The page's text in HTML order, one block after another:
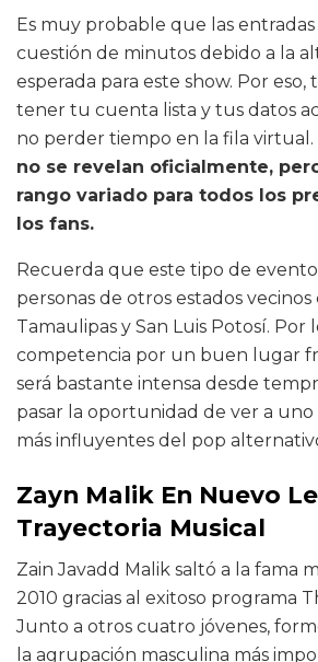
Es muy probable que las
cuestión de minutos debido a la
esperada para este show. Por
tener tu cuenta lista y tus datos
no perder tiempo en la fila virtual.
no se revelan oficialmente,
rango variado para todos los
los fans.
Recuerda que este tipo de
personas de otros estados
Tamaulipas y San Luis Potosí. Por
competencia por un buen lugar
será bastante intensa desde
pasar la oportunidad de ver a uno
más influyentes del pop
Zayn Malik En Nuevo
Trayectoria Musical
Zain Javadd Malik saltó a la fama
2010 gracias al exitoso programa
Junto a otros cuatro jóvenes,
la agrupación masculina más